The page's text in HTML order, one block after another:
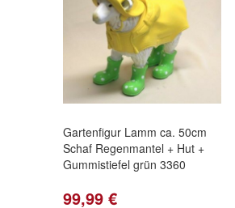
Gartenfigur Lamm ca. 50cm
Schaf Regenmantel + Hut +
Gummistiefel grün 3360
99,99 €